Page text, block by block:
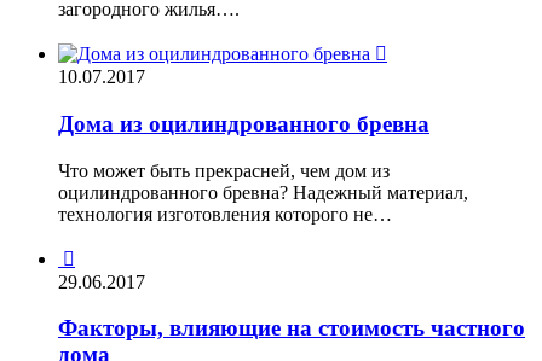
загородного жилья….

10.07.2017
Дома из оцилиндрованного бревна
Что может быть прекрасней, чем дом из
оцилиндрованного бревна? Надежный материал,
технология изготовления которого не…

29.06.2017
Факторы, влияющие на стоимость частного
дома